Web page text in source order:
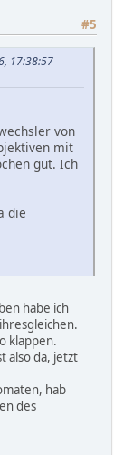
#5
17:38:57
von
mit
gut. Ich
die
habe ich
klappen.
also da, jetzt
hab
des